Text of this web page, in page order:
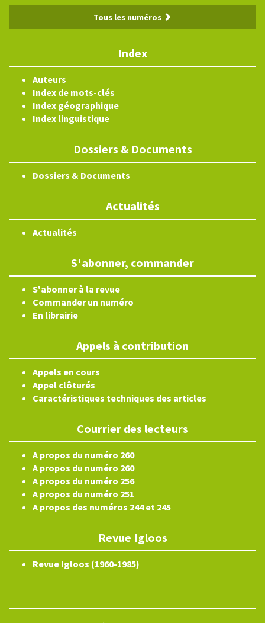
Tous les numéros
Index
Auteurs
Index de mots-clés
Index géographique
Index linguistique
Dossiers & Documents
Dossiers & Documents
Actualités
Actualités
S'abonner, commander
S'abonner à la revue
Commander un numéro
En librairie
Appels à contribution
Appels en cours
Appel clôturés
Caractéristiques techniques des articles
Courrier des lecteurs
A propos du numéro 260
A propos du numéro 260
A propos du numéro 256
A propos du numéro 251
A propos des numéros 244 et 245
Revue Igloos
Revue Igloos (1960-1985)